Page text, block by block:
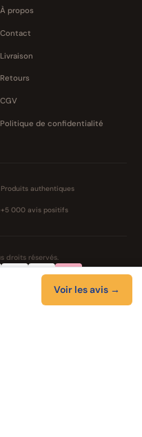
À propos
Contact
Livraison
Retours
CGV
Politique de confidentialité
Produits authentiques
+5 000 avis positifs
droits réservés.
Mentions légalesVoir les avis →